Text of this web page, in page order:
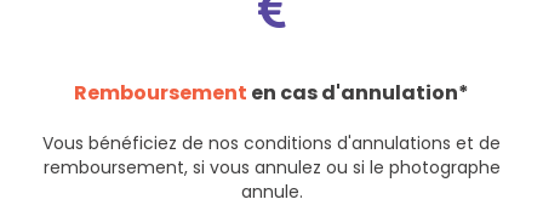
Remboursement en cas d'annulation*
Vous bénéficiez de nos conditions d'annulations et de
remboursement, si vous annulez ou si le photographe
annule.